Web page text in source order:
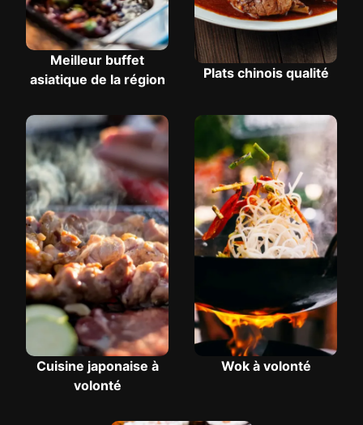
Meilleur buffet
asiatique de la région
Plats chinois qualité
Cuisine japonaise à
volonté
Wok à volonté